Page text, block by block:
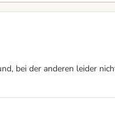
bei der anderen leider